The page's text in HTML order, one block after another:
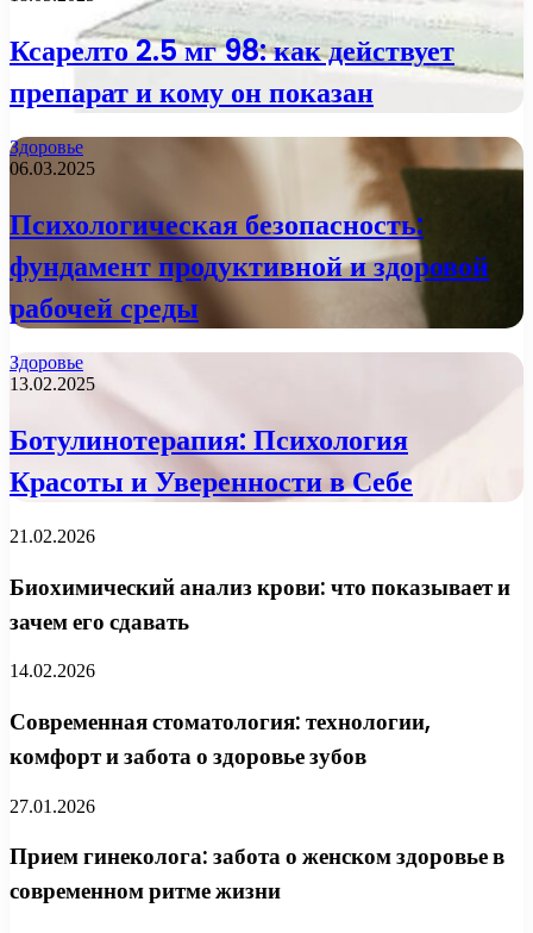
Ксарелто 2.5 мг 98: как действует
препарат и кому он показан
Здоровье
06.03.2025
Психологическая безопасность:
фундамент продуктивной и здоровой
рабочей среды
Здоровье
13.02.2025
Ботулинотерапия: Психология
Красоты и Уверенности в Себе
21.02.2026
Биохимический анализ крови: что показывает и
зачем его сдавать
14.02.2026
Современная стоматология: технологии,
комфорт и забота о здоровье зубов
27.01.2026
Прием гинеколога: забота о женском здоровье в
современном ритме жизни